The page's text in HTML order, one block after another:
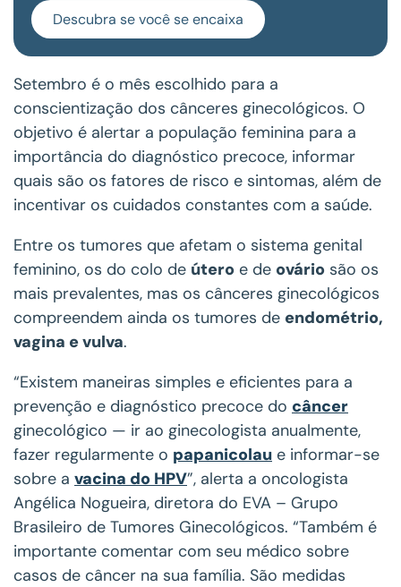
Descubra se você se encaixa
Setembro é o mês escolhido para a
conscientização dos cânceres ginecológicos. O
objetivo é alertar a população feminina para a
importância do diagnóstico precoce, informar
quais são os fatores de risco e sintomas, além de
incentivar os cuidados constantes com a saúde.
Entre os tumores que afetam o sistema genital
feminino, os do colo de útero e de ovário são os
mais prevalentes, mas os cânceres ginecológicos
compreendem ainda os tumores de endométrio,
vagina e vulva.
“Existem maneiras simples e eficientes para a
prevenção e diagnóstico precoce do câncer
ginecológico — ir ao ginecologista anualmente,
fazer regularmente o papanicolau e informar-se
sobre a vacina do HPV”, alerta a oncologista
Angélica Nogueira, diretora do EVA – Grupo
Brasileiro de Tumores Ginecológicos. “Também é
importante comentar com seu médico sobre
casos de câncer na sua família. São medidas